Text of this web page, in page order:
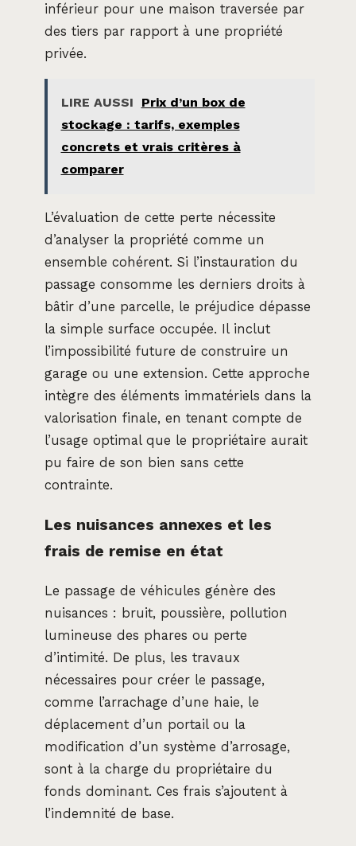
inférieur pour une maison traversée par
des tiers par rapport à une propriété
privée.
LIRE AUSSI
Prix d’un box de
stockage : tarifs, exemples
concrets et vrais critères à
comparer
L’évaluation de cette perte nécessite
d’analyser la propriété comme un
ensemble cohérent. Si l’instauration du
passage consomme les derniers droits à
bâtir d’une parcelle, le préjudice dépasse
la simple surface occupée. Il inclut
l’impossibilité future de construire un
garage ou une extension. Cette approche
intègre des éléments immatériels dans la
valorisation finale, en tenant compte de
l’usage optimal que le propriétaire aurait
pu faire de son bien sans cette
contrainte.
Les nuisances annexes et les
frais de remise en état
Le passage de véhicules génère des
nuisances : bruit, poussière, pollution
lumineuse des phares ou perte
d’intimité. De plus, les travaux
nécessaires pour créer le passage,
comme l’arrachage d’une haie, le
déplacement d’un portail ou la
modification d’un système d’arrosage,
sont à la charge du propriétaire du
fonds dominant. Ces frais s’ajoutent à
l’indemnité de base.